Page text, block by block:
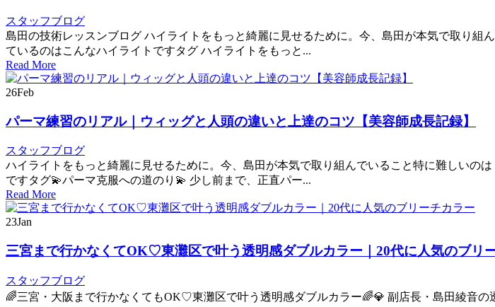
スタッフブログ
島田の技術レッスンブログ ハイライトをもっと綺麗に見せるために。今、島田が本気で取り
ているのはこんなハイライトですタグ ハイライトをもっと...
Read More
26Feb
パーマ練習のリアル｜ウィッグと人頭の違いと上達のコツ【美容師成長記録】
スタッフブログ
ハイライトをもっと綺麗に見せるために。今、島田が本気で取り組んでいること特に難しいの
ですタグ💫パーマ克服への道のり💫 少し前まで、正直パー...
Read More
23Jan
三宮まで行かなくてOK♡東灘区で叶う透明感ダブルカラー｜20代に人気のブリ
スタッフブログ
🌈三宮・大阪まで行かなくてもOK♡東灘区で叶う透明感ダブルカラー🌈💎 副店長・島田綾